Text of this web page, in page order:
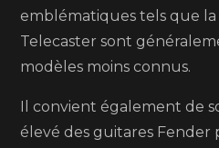
emblématiques tels que
Telecaster sont
modèles moins connus.
Il convient également de
élevé des guitares